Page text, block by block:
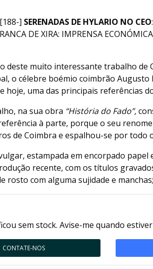
] SERENADAS DE HYLARIO NO CEO
DE XIRA: IMPRENSA
deste muito interessante trabalho de
o célebre boémio coimbrão Augusto
hoje, uma das principais referências
na sua obra “História do Fado”,
à parte, porque o seu
de Coimbra e espalhou-se por todo
estampada em encorpado papel
recente, com os títulos
rosto com alguma sujidade e
sem stock. Avise-me quando
CONTATE-NOS